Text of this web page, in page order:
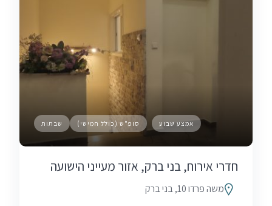
אמצע שבוע סופ"ש (כולל חמישי) שבתות
חדרי אירוח, בני ברק, אזור מעייני הישועה
משה פרדו 10, בני ברק